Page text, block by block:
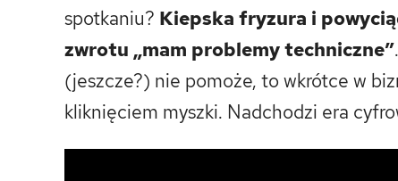
spotkaniu? Kiepska fryzura i
zwrotu „mam problemy techniczne”
(jeszcze?) nie pomoże, to wkrótce w
kliknięciem myszki. Nadchodzi era